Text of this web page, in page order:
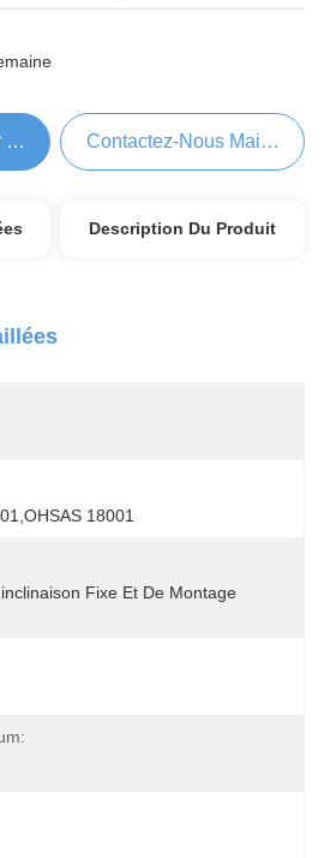
Contactez-Nous Maintenant
Description Du Produit
18001
Fixe Et De Montage